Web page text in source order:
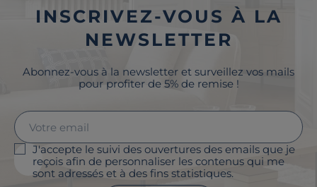
INSCRIVEZ-VOUS À LA
NEWSLETTER
Abonnez-vous à la newsletter et surveillez vos mails
pour profiter de 5% de remise !
J'accepte le suivi des ouvertures des emails que je
reçois afin de personnaliser les contenus qui me
sont adressés et à des fins statistiques.